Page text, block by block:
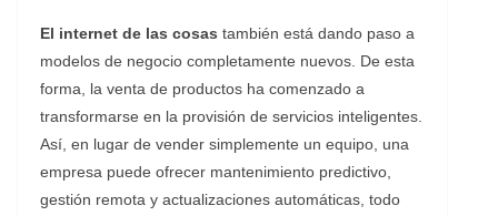
El internet de las cosas también está dando paso a
modelos de negocio completamente nuevos. De esta
forma, la venta de productos ha comenzado a
transformarse en la provisión de servicios inteligentes.
Así, en lugar de vender simplemente un equipo, una
empresa puede ofrecer mantenimiento predictivo,
gestión remota y actualizaciones automáticas, todo